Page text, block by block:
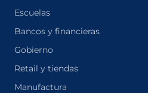
Escuelas
Bancos y financieras
Gobierno
Retail y tiendas
Manufactura